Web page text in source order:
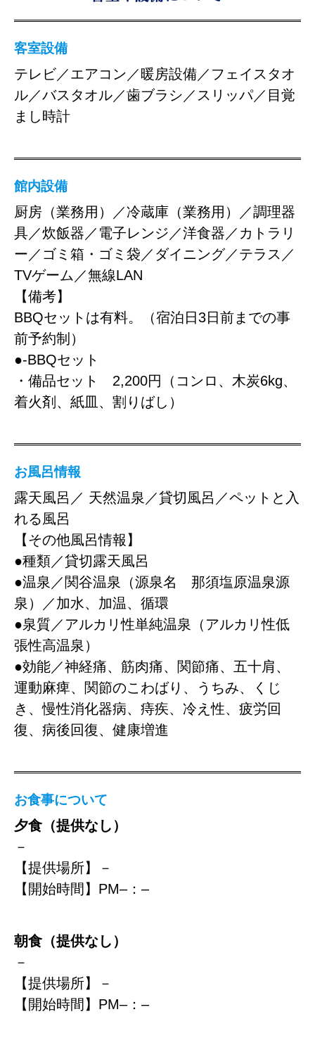
客室設備
テレビ／エアコン／暖房設備／フェイスタオ
ル／バスタオル／歯ブラシ／スリッパ／目覚
まし時計
館内設備
厨房（業務用）／冷蔵庫（業務用）／調理器
具／炊飯器／電子レンジ／洋食器／カトラリ
ー／ゴミ箱・ゴミ袋／ダイニング／テラス／
TVゲーム／無線LAN
【備考】
BBQセットは有料。（宿泊日3日前までの事
前予約制）
●-BBQセット
・備品セット 2,200円（コンロ、木炭6kg、
着火剤、紙皿、割りばし）
お風呂情報
露天風呂／ 天然温泉／貸切風呂／ペットと入
れる風呂
【その他風呂情報】
●種類／貸切露天風呂
●温泉／関谷温泉（源泉名 那須塩原温泉源
泉）／加水、加温、循環
●泉質／アルカリ性単純温泉（アルカリ性低
張性高温泉）
●効能／神経痛、筋肉痛、関節痛、五十肩、
運動麻痺、関節のこわばり、うちみ、くじ
き、慢性消化器病、痔疾、冷え性、疲労回
復、病後回復、健康増進
お食事について
夕食（提供なし）
－
【提供場所】－
【開始時間】PM–：–
朝食（提供なし）
－
【提供場所】－
【開始時間】PM–：–